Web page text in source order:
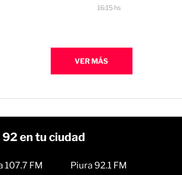
16:15 hs
VER MÁS
en tu ciudad
107.7 FM Piura 92.1 FM